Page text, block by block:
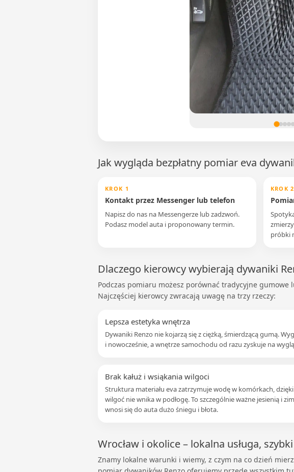
Jak wygląda bezpłatny pomiar eva
KROK 1
Kontakt przez Messenger lub telefon
Napisz do nas na Messengerze lub zadzwoń.
Podasz model auta i proponowany termin.
KROK 2
próbki
Dlaczego kierowcy wybierają dywaniki
Podczas pomiaru możesz porównać tradycyjne
Najczęściej kierowcy zwracają uwagę na trzy rzeczy:
Lepsza estetyka wnętrza
Dywaniki Renzo nie kojarzą się z ciężką, śmierdzącą gumą.
i nowocześnie, a wnętrze samochodu od razu zyskuje na
Brak kałuż i wsiąkania wilgoci
Struktura materiału eva zatrzymuje wodę w komórkach,
wilgoć nie wnika w podłogę. To szczególnie ważne jesienią i
wnosi się do auta dużo śniegu i błota.
Wrocław i okolice – lokalna usługa,
Znamy lokalne warunki i wiemy, z czym na co dzień